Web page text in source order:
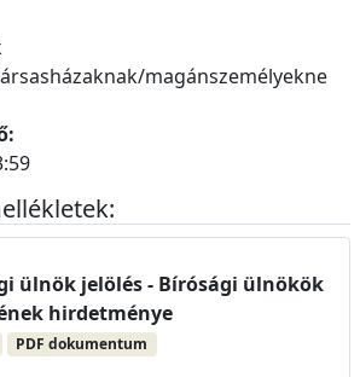
magánszemélyekne
ülnök jelölés - Bírósági ülnökök
hirdetménye
PDF dokumentum